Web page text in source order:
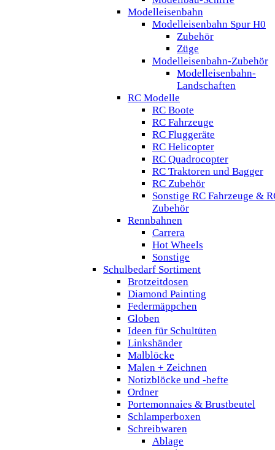
Modelleisenbahn
Modelleisenbahn Spur H0
Zubehör
Züge
Modelleisenbahn-Zubehör
Modelleisenbahn-
Landschaften
RC Modelle
RC Boote
RC Fahrzeuge
RC Fluggeräte
RC Helicopter
RC Quadrocopter
RC Traktoren und Bagger
RC Zubehör
Sonstige RC Fahrzeuge &
Zubehör
Rennbahnen
Carrera
Hot Wheels
Sonstige
Schulbedarf Sortiment
Brotzeitdosen
Diamond Painting
Federmäppchen
Globen
Ideen für Schultüten
Linkshänder
Malblöcke
Malen + Zeichnen
Notizblöcke und -hefte
Ordner
Portemonnaies & Brustbeutel
Schlamperboxen
Schreibwaren
Ablage